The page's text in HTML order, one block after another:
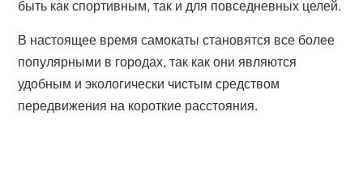
быть как спортивным, так и для повседневных целей.
В настоящее время самокаты становятся все более
популярными в городах, так как они являются
удобным и экологически чистым средством
передвижения на короткие расстояния.